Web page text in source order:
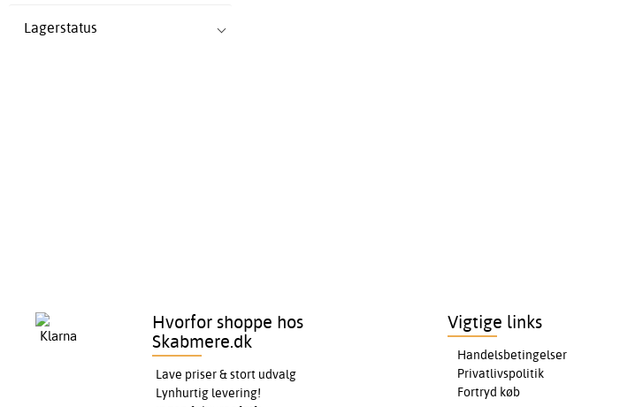
Lagerstatus
Hvorfor shoppe hos
Skabmere.dk
Lave priser & stort udvalg
Lynhurtig levering!
Vigtige links
Handelsbetingelser
Privatlivspolitik
Fortryd køb